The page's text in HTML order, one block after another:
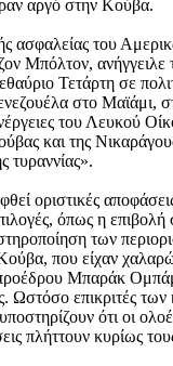
αργό στην Κούβα.
ασφαλείας του
Μπόλτον, ανήγγειλε
Τετάρτη σε
στο Μαϊάμι,
του Λευκού
και της
τυραννίας».
οριστικές
όπως η
των
που είχαν
Μπαράκ
Ωστόσο επικριτές των
ότι οι
πλήττουν κυρίως